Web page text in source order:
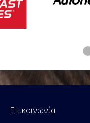
Επικοινωνία